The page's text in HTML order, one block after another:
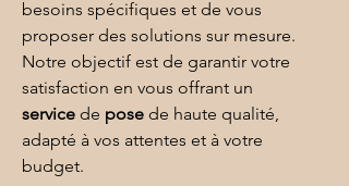
besoins spécifiques et de vous
proposer des solutions sur mesure.
Notre objectif est de garantir votre
satisfaction en vous offrant un
service de pose de haute qualité,
adapté à vos attentes et à votre
budget.